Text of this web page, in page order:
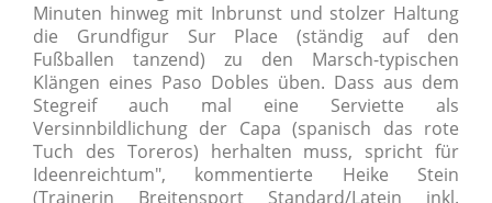
Minuten hinweg mit Inbrunst und stolzer Haltung
die Grundfigur Sur Place (ständig auf den
Fußballen tanzend) zu den Marsch-typischen
Klängen eines Paso Dobles üben. Dass aus dem
Stegreif auch mal eine Serviette als
Versinnbildlichung der Capa (spanisch das rote
Tuch des Toreros) herhalten muss, spricht für
Ideenreichtum", kommentierte Heike Stein
(Trainerin Breitensport Standard/Latein inkl.